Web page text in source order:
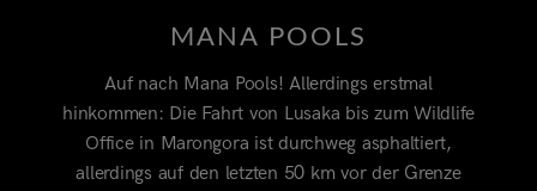
MANA POOLS
Auf nach Mana Pools! Allerdings erstmal
hinkommen: Die Fahrt von Lusaka bis zum Wildlife
Office in Marongora ist durchweg asphaltiert,
allerdings auf den letzten 50 km vor der Grenze